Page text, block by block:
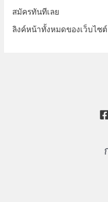
สมัครทันทีเลย
ลิงค์หน้าทั้งหมดของเว็บไซต์